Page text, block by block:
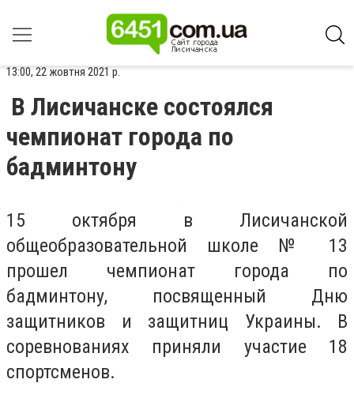
13:00, 22 жовтня 2021 р.
В Лисичанске состоялся
чемпионат города по
бадминтону
15 октября в Лисичанской
общеобразовательной школе № 13
прошел чемпионат города по
бадминтону, посвященный Дню
защитников и защитниц Украины. В
соревнованиях приняли участие 18
спортсменов.